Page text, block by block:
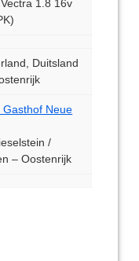
1.8 16v
Duitsland
Gasthof Neue
/
– Oostenrijk